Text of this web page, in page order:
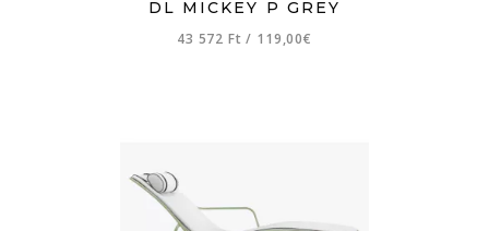
DL MICKEY P GREY
43 572 Ft/ 119,00€